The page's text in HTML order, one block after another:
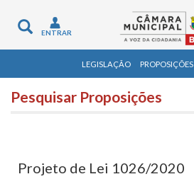
Toggle
navigation
ENTRAR
LEGISLAÇÃO PROPOSIÇÕES
Pesquisar Proposições
Projeto de Lei 1026/2020